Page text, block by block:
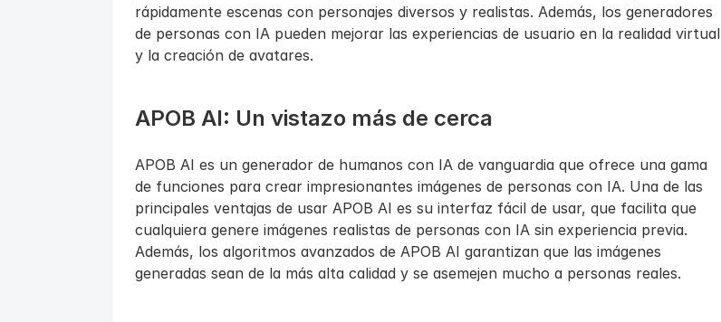
rápidamente escenas con personajes diversos y realistas. Además, los generadores
de personas con IA pueden mejorar las experiencias de usuario en la realidad virtual
y la creación de avatares.
APOB AI: Un vistazo más de cerca
APOB AI es un generador de humanos con IA de vanguardia que ofrece una gama
de funciones para crear impresionantes imágenes de personas con IA. Una de las
principales ventajas de usar APOB AI es su interfaz fácil de usar, que facilita que
cualquiera genere imágenes realistas de personas con IA sin experiencia previa.
Además, los algoritmos avanzados de APOB AI garantizan que las imágenes
generadas sean de la más alta calidad y se asemejen mucho a personas reales.